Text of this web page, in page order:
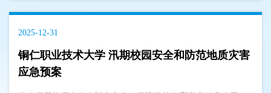
2025-12-31
铜仁职业技术大学 汛期校园安全和防范地质灾害
应急预案